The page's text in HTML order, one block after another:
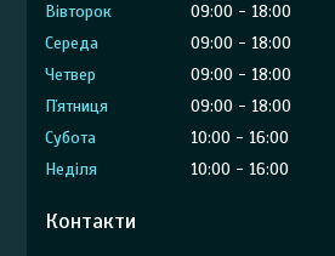
Вівторок
09:00
18:00
Середа
09:00
18:00
Четвер
09:00
18:00
Пʼятниця
09:00
18:00
Субота
10:00
16:00
Неділя
10:00 16:00
Контакти